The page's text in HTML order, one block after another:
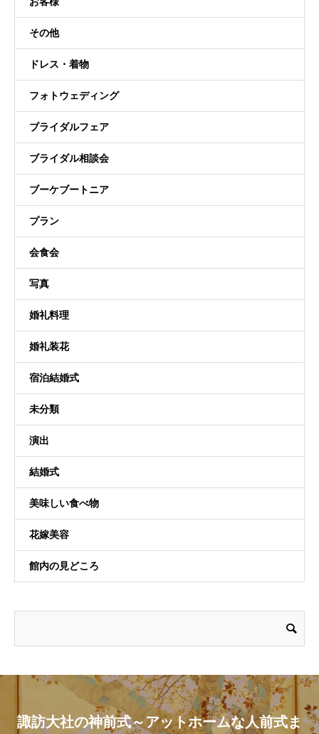
その他
ドレス・着物
フォトウェディング
ブライダルフェア
ブライダル相談会
ブーケブートニア
プラン
会食会
写真
婚礼料理
婚礼装花
宿泊結婚式
未分類
演出
結婚式
美味しい食べ物
花嫁美容
館内の見どころ
諏訪大社の神前式～アットホームな人前式ま